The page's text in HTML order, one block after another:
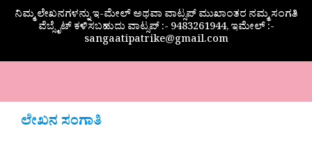
ನಿಮ್ಮ ಲೇಖನಗಳನ್ನು ಇ-ಮೇಲ್ ಅಥವಾ ವಾಟ್ಸಪ್ ಮುಖಾಂತರ ನಮ್ಮ ಸಂಗತಿ
ವೆಬ್ಸೈಟ್ ಕಳಿಸಬಹುದು ವಾಟ್ಸಪ್‌ :- 9483261944, ಇಮೇಲ್ :-
sangaatipatrike@gmail.com
ಲೇಖನ ಸಂಗಾತಿ